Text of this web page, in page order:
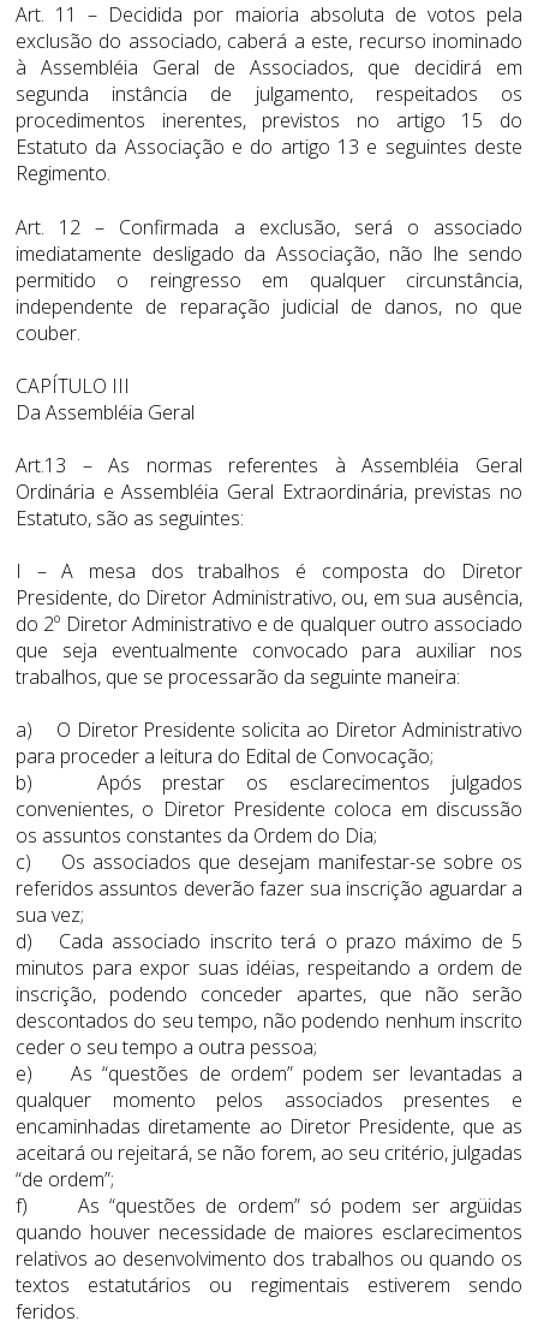
Art. 11 – Decidida por maioria absoluta de votos pela
exclusão do associado, caberá a este, recurso inominado
à Assembléia Geral de Associados, que decidirá em
segunda instância de julgamento, respeitados os
procedimentos inerentes, previstos no artigo 15 do
Estatuto da Associação e do artigo 13 e seguintes deste
Regimento.
Art. 12 – Confirmada a exclusão, será o associado
imediatamente desligado da Associação, não lhe sendo
permitido o reingresso em qualquer circunstância,
independente de reparação judicial de danos, no que
couber.
CAPÍTULO III
Da Assembléia Geral
Art.13 – As normas referentes à Assembléia Geral
Ordinária e Assembléia Geral Extraordinária, previstas no
Estatuto, são as seguintes:
I – A mesa dos trabalhos é composta do Diretor
Presidente, do Diretor Administrativo, ou, em sua ausência,
do 2º Diretor Administrativo e de qualquer outro associado
que seja eventualmente convocado para auxiliar nos
trabalhos, que se processarão da seguinte maneira:
a) O Diretor Presidente solicita ao Diretor Administrativo
para proceder a leitura do Edital de Convocação;
b) Após prestar os esclarecimentos julgados
convenientes, o Diretor Presidente coloca em discussão
os assuntos constantes da Ordem do Dia;
c) Os associados que desejam manifestar-se sobre os
referidos assuntos deverão fazer sua inscrição aguardar a
sua vez;
d) Cada associado inscrito terá o prazo máximo de 5
minutos para expor suas idéias, respeitando a ordem de
inscrição, podendo conceder apartes, que não serão
descontados do seu tempo, não podendo nenhum inscrito
ceder o seu tempo a outra pessoa;
e) As “questões de ordem” podem ser levantadas a
qualquer momento pelos associados presentes e
encaminhadas diretamente ao Diretor Presidente, que as
aceitará ou rejeitará, se não forem, ao seu critério, julgadas
“de ordem”;
f) As “questões de ordem” só podem ser argüidas
quando houver necessidade de maiores esclarecimentos
relativos ao desenvolvimento dos trabalhos ou quando os
textos estatutários ou regimentais estiverem sendo
feridos.